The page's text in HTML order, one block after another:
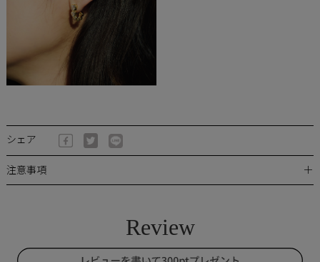
シェア
注意事項 ＋